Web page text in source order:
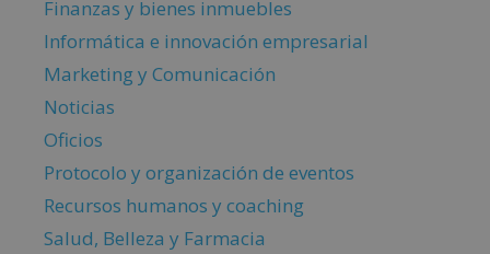
Finanzas y bienes inmuebles
Informática e innovación empresarial
Marketing y Comunicación
Noticias
Oficios
Protocolo y organización de eventos
Recursos humanos y coaching
Salud, Belleza y Farmacia